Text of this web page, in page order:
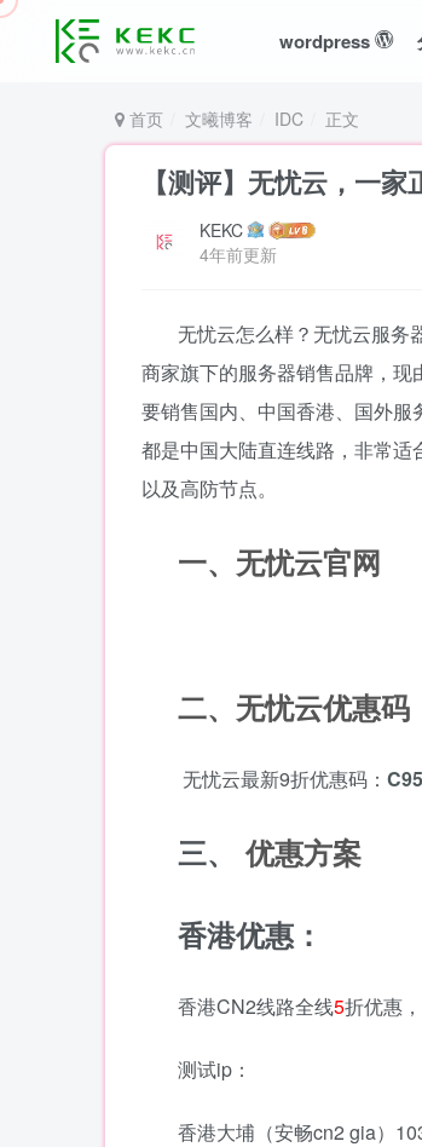
wordpress
首页 文曦博客 IDC 正文
【测评】无忧云，一
KEKC
4年前更新
无忧云怎么样？无忧云服务
商家旗下的服务器销售品牌，现
要销售国内、中国香港、国外服
都是中国大陆直连线路，非常
以及高防节点。
一、无忧云官网
二、无忧云优惠码
无忧云最新9折优惠码：
三、
优惠方案
香港优惠：
香港CN2线路全线5折优惠
测试ip：
香港大埔（安畅cn2 gia）